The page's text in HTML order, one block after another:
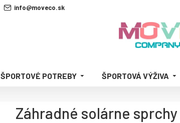
info@moveco.sk
ŠPORTOVÉ POTREBY ŠPORTOVÁ VÝŽIVA
Záhradné solárne